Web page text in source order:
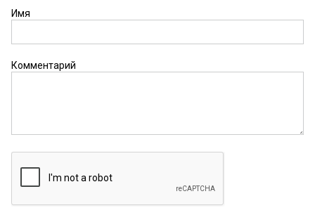
Имя
Комментарий